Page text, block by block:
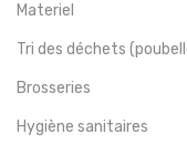
Materiel
Tri des déchets
Brosseries
Hygiène sanitaires